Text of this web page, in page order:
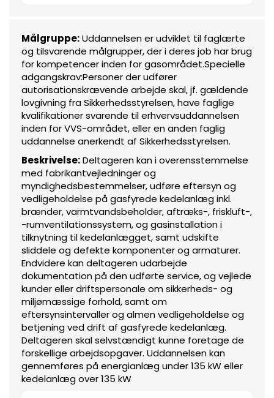
Målgruppe:Uddannelsen er udviklet til faglærte
og tilsvarende målgrupper, der i deres job har brug
for kompetencer inden for gasområdet.Specielle
adgangskrav:Personer der udfører
autorisationskrævende arbejde skal, jf. gældende
lovgivning fra Sikkerhedsstyrelsen, have faglige
kvalifikationer svarende til erhvervsuddannelsen
inden for VVS-området, eller en anden faglig
uddannelse anerkendt af Sikkerhedsstyrelsen.
Beskrivelse:Deltageren kan i overensstemmelse
med fabrikantvejledninger og
myndighedsbestemmelser, udføre eftersyn og
vedligeholdelse på gasfyrede kedelanlæg inkl.
brænder, varmtvandsbeholder, aftræks-, friskluft-,
-rumventilationssystem, og gasinstallation i
tilknytning til kedelanlægget, samt udskifte
sliddele og defekte komponenter og armaturer.
Endvidere kan deltageren udarbejde
dokumentation på den udførte service, og vejlede
kunder eller driftspersonale om sikkerheds- og
miljømæssige forhold, samt om
eftersynsintervaller og almen vedligeholdelse og
betjening ved drift af gasfyrede kedelanlæg.
Deltageren skal selvstændigt kunne foretage de
forskellige arbejdsopgaver. Uddannelsen kan
gennemføres på energianlæg under 135 kW eller
kedelanlæg over 135 kW